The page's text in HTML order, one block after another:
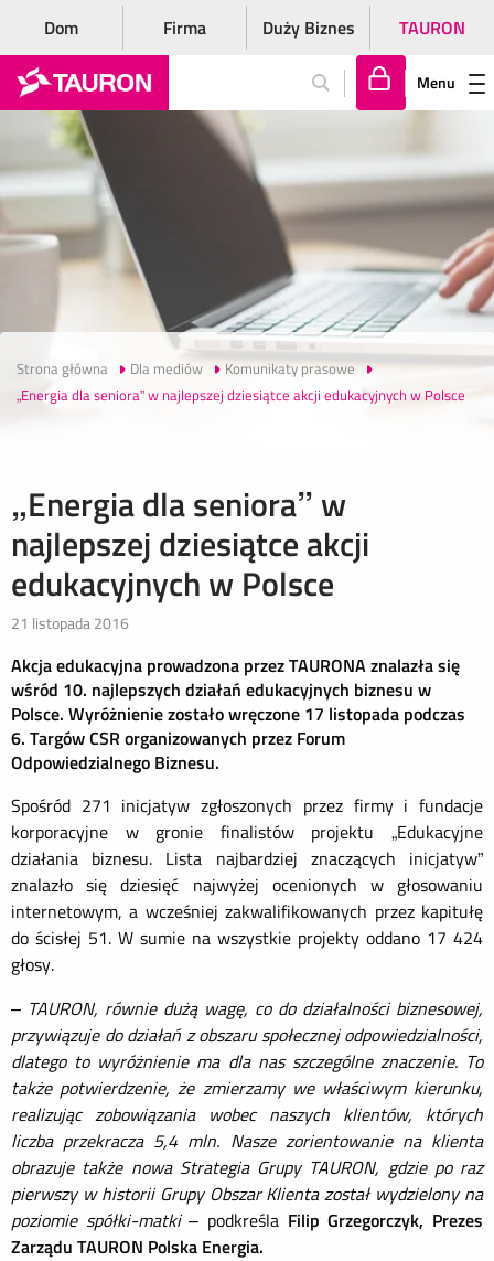
Dom Firma Duży Biznes TAURON
lo
gu
j
si
ę
Menu
Strona główna Dla mediów
Komunikaty prasowe
„Energia dla seniora” w najlepszej dziesiątce akcji edukacyjnych w Polsce
„Energia dla seniora” w
najlepszej dziesiątce akcji
edukacyjnych w Polsce
21 listopada 2016
Akcja edukacyjna prowadzona przez TAURONA znalazła się
wśród 10. najlepszych działań edukacyjnych biznesu w
Polsce. Wyróżnienie zostało wręczone 17 listopada podczas
6. Targów CSR organizowanych przez Forum
Odpowiedzialnego Biznesu.
Spośród 271 inicjatyw zgłoszonych przez firmy i fundacje
korporacyjne w gronie finalistów projektu „Edukacyjne
działania biznesu. Lista najbardziej znaczących inicjatyw”
znalazło się dziesięć najwyżej ocenionych w głosowaniu
internetowym, a wcześniej zakwalifikowanych przez kapitułę
do ścisłej 51. W sumie na wszystkie projekty oddano 17 424
głosy.
– TAURON, równie dużą wagę, co do działalności biznesowej,
przywiązuje do działań z obszaru społecznej odpowiedzialności,
dlatego to wyróżnienie ma dla nas szczególne znaczenie. To
także potwierdzenie, że zmierzamy we właściwym kierunku,
realizując zobowiązania wobec naszych klientów, których
liczba przekracza 5,4 mln. Nasze zorientowanie na klienta
obrazuje także nowa Strategia Grupy TAURON, gdzie po raz
pierwszy w historii Grupy Obszar Klienta został wydzielony na
poziomie spółki-matki– podkreśla Filip Grzegorczyk, Prezes
Zarządu TAURON Polska Energia.